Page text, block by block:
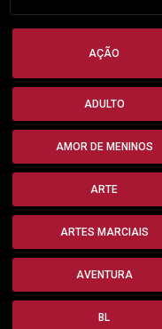
AÇÃO
ADULTO
AMOR DE MENINOS
ARTE
ARTES MARCIAIS
AVENTURA
BL